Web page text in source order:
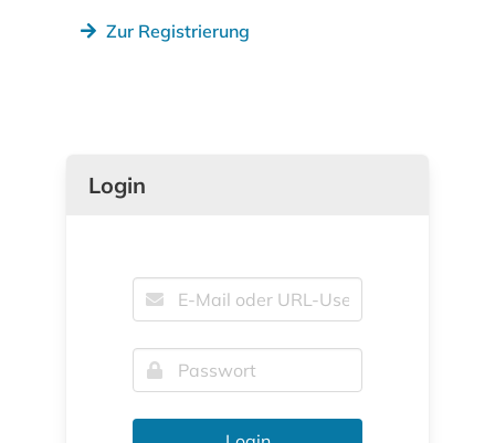
Zur Registrierung
Login